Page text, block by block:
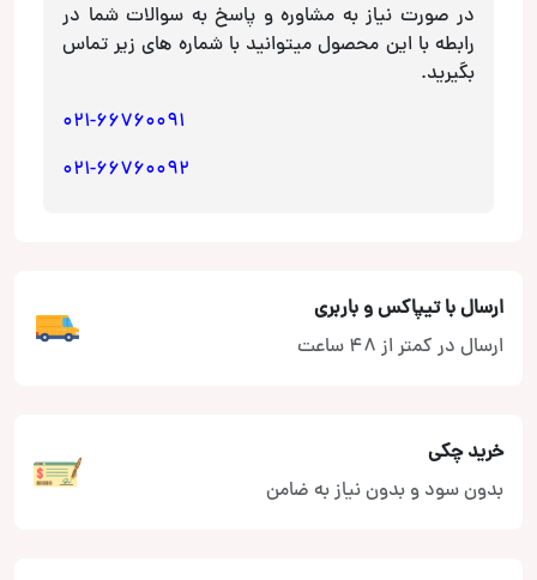
در صورت نیاز به مشاوره و پاسخ به سوالات شما در
رابطه با این محصول میتوانید با شماره های زیر تماس
بگیرید.
021-66760091
021-66760092
ارسال با تیپاکس و باربری
ارسال در کمتر از 48 ساعت
خرید چکی
بدون سود و بدون نیاز به ضامن